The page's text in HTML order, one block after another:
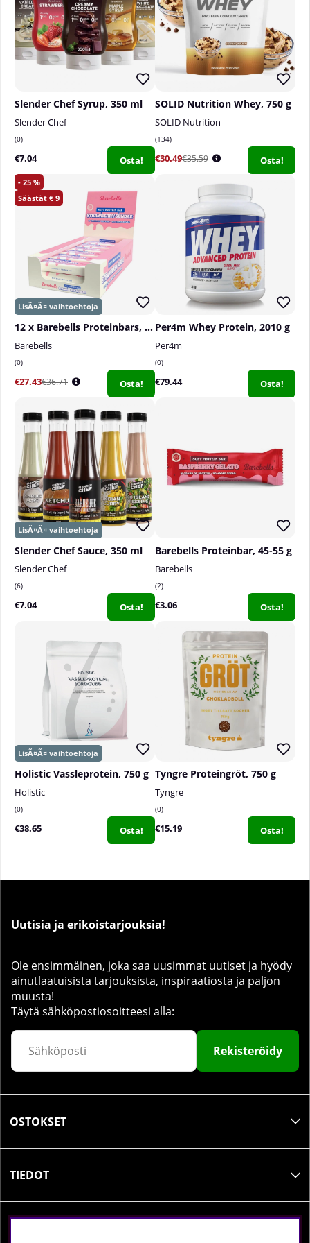
Slender Chef Syrup, 350 ml
Slender Chef
0
€7.04 Osta!
SOLID Nutrition Whey, 750 g
SOLID Nutrition
134
€30.49€35.59 Osta!
25
9
12 x Barebells Proteinbars, 55 g
Barebells
0
€27.43€36.71 Osta!
Per4m Whey Protein, 2010 g
Per4m
0
€79.44 Osta!
Slender Chef Sauce, 350 ml
Slender Chef
6
€7.04 Osta!
Barebells Proteinbar, 45-55 g
Barebells
2
€3.06 Osta!
Holistic Vassleprotein, 750 g
Holistic
0
€38.65 Osta!
Tyngre Proteingröt, 750 g
Tyngre
0
€15.19 Osta!
Uutisia ja erikoistarjouksia!
Ole ensimmäinen, joka saa uusimmat uutiset ja hyödy
ainutlaatuisista tarjouksista, inspiraatiosta ja paljon
muusta!
Täytä sähköpostiosoitteesi alla:
Rekisteröidy
OSTOKSET
TIEDOT